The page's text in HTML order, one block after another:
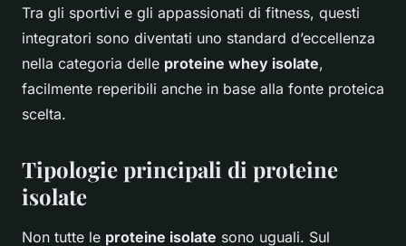
Tra gli sportivi e gli appassionati di fitness, questi
integratori sono diventati uno standard d’eccellenza
nella categoria delle proteine whey isolate,
facilmente reperibili anche in base alla fonte proteica
scelta.
Tipologie principali di proteine
isolate
Non tutte le proteine isolate sono uguali. Sul